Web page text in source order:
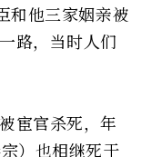
和他三家姻亲被
路，当时人们
宦官杀死，年
）也相继死于